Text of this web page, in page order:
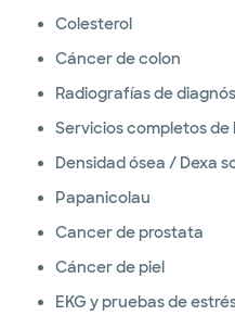
Colesterol
Cáncer de colon
Radiografías de
Servicios completos
Densidad ósea / Dexa
Papanicolau
Cancer de prostata
Cáncer de piel
EKG y pruebas de